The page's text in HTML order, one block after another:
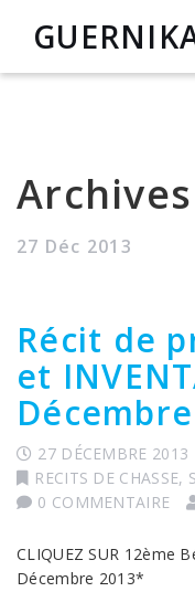
27 Déc 2013
Récit de
et
27 DÉCEMBRE 2013
RECITS DE CHASSE,
0 COMMENTAIRE
CLIQUEZ SUR 12ème
Décembre 2013*